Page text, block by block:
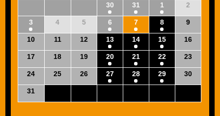
30 31 1 2
3 4 5 6 7 8 9
10 11 12 13 14 15 16
17 18 19 20 21 22 23
24 25 26 27 28 29 30
31